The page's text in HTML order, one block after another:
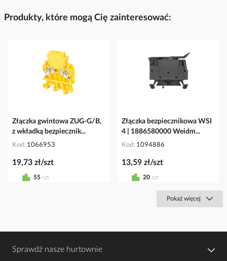
Produkty, które mogą Cię zainteresować:
Złączka gwintowa ZUG-G/B,
z wkładką bezpiecznik...
Kod 1066953
19,73 zł/szt
55 szt
Złączka bezpiecznikowa WSI
4 | 1886580000 Weidm...
Kod 1094886
13,59 zł/szt
20 szt
Pokaż więcej
Sprawdź nasze hurtownie